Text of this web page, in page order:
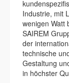
Industrie, mit
wenigen Watt
SAIREM
der
technische
Gestaltung
in höchster